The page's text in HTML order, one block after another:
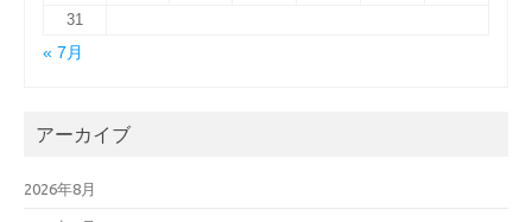
31
« 7月
アーカイブ
2026年8月